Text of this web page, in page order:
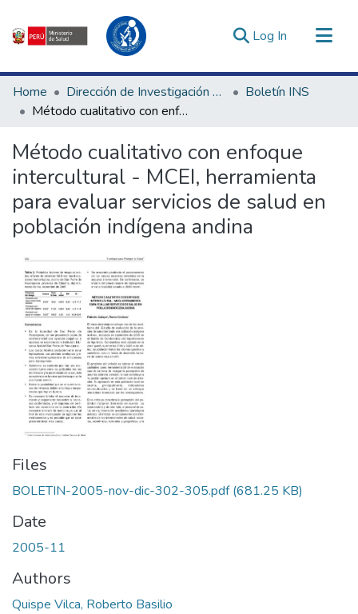
Log In (current)
Communities & Collections
All of DSpace
Estadísticas Externas
Enlaces de interés ▾
Home Dirección de Investigación e Innovación en Salud
Boletín INS
Método cualitativo con enfoque intercultural - MCEI, herramienta para evaluar servicios de salud en población indígena andina
Método cualitativo con enfoque
intercultural - MCEI, herramienta
para evaluar servicios de salud en
población indígena andina
Files
BOLETIN-2005-nov-dic-302-305.pdf(681.25 KB)
Date
2005-11
Authors
Quispe Vilca, Roberto Basilio